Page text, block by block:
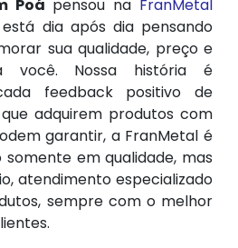
Poá pensou na FranMetal
dia após dia pensando
sua qualidade, preço e
você. Nossa história é
feedback positivo de
adquirem produtos com
garantir, a FranMetal é
em qualidade, mas
atendimento especializado
sempre com o melhor